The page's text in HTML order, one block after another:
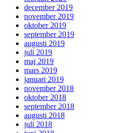
december 2019
november 2019
oktober 2019
september 2019
augusti 2019
juli 2019
maj 2019
mars 2019
januari 2019
november 2018
oktober 2018
september 2018
augusti 2018
juli 2018